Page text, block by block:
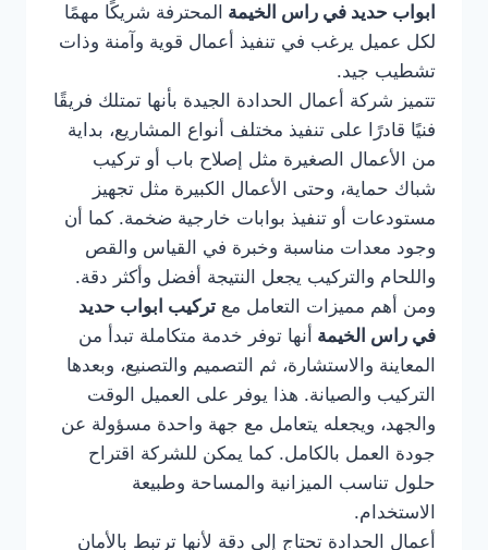
ابواب حديد في راس الخيمة المحترفة شريكًا مهمًا
لكل عميل يرغب في تنفيذ أعمال قوية وآمنة وذات
تشطيب جيد.
تتميز شركة أعمال الحدادة الجيدة بأنها تمتلك فريقًا
فنيًا قادرًا على تنفيذ مختلف أنواع المشاريع، بداية
من الأعمال الصغيرة مثل إصلاح باب أو تركيب
شباك حماية، وحتى الأعمال الكبيرة مثل تجهيز
مستودعات أو تنفيذ بوابات خارجية ضخمة. كما أن
وجود معدات مناسبة وخبرة في القياس والقص
واللحام والتركيب يجعل النتيجة أفضل وأكثر دقة.
ومن أهم مميزات التعامل مع تركيب ابواب حديد
في راس الخيمة أنها توفر خدمة متكاملة تبدأ من
المعاينة والاستشارة، ثم التصميم والتصنيع، وبعدها
التركيب والصيانة. هذا يوفر على العميل الوقت
والجهد، ويجعله يتعامل مع جهة واحدة مسؤولة عن
جودة العمل بالكامل. كما يمكن للشركة اقتراح
حلول تناسب الميزانية والمساحة وطبيعة
الاستخدام.
أعمال الحدادة تحتاج إلى دقة لأنها ترتبط بالأمان